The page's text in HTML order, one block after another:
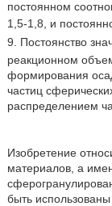
постоянном
1,5-1,8, и
9. Постоянство
реакционном
формирования
частиц
распределением
Изобретение
материалов, а
быть